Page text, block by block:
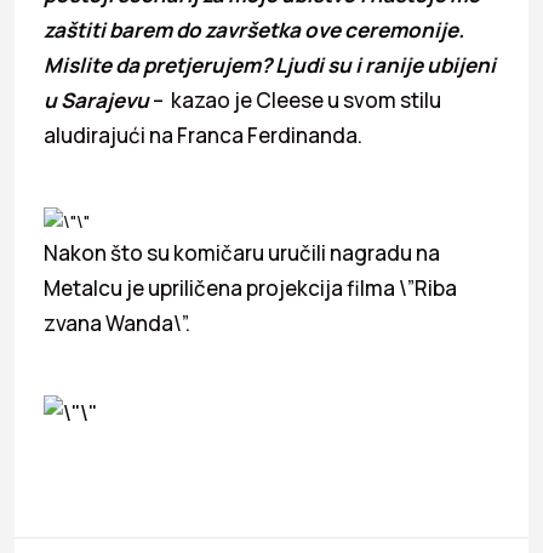
zaštiti barem do završetka ove ceremonije.
Mislite da pretjerujem? Ljudi su i ranije ubijeni
u Sarajevu– kazao je Cleese u svom stilu
aludirajući na Franca Ferdinanda.
Nakon što su komičaru uručili nagradu na
Metalcu je upriličena projekcija filma \”Riba
zvana Wanda\”.